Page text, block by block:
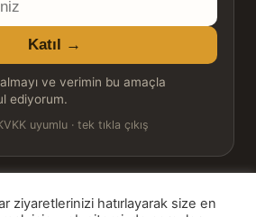
Katıl →
ve verimin bu amaçla
ediyorum.
uyumlu · tek tıkla çıkış
ziyaretlerinizi hatırlayarak size en